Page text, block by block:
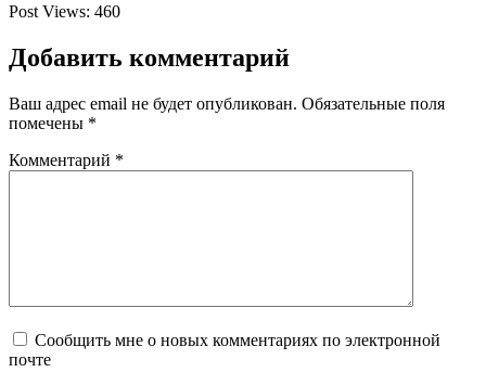
Post Views: 460
Добавить комментарий
Ваш адрес email не будет опубликован. Обязательные поля
помечены *
Комментарий *
Сообщить мне о новых комментариях по электронной
почте